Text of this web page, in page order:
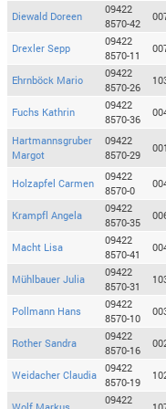
Diewald Doreen
09422
8570-42
Drexler Sepp
09422
8570-11
Ehrnböck Mario
09422
8570-26
Fuchs Kathrin
09422
8570-36
Hartmannsgruber
Margot
09422
8570-29
001
Holzapfel Carmen
09422
8570-0
Krampfl Angela
09422
8570-35
Macht Lisa
09422
8570-41
Mühlbauer Julia
09422
8570-31
Pollmann Hans
09422
8570-10
Rother Sandra
09422
8570-16
Weidacher Claudia
09422
8570-19
09422